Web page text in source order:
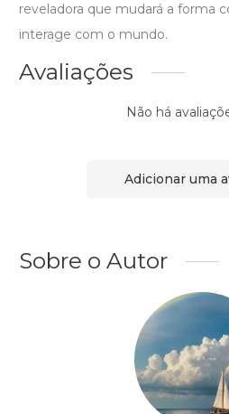
reveladora que mudará a forma
interage com o mundo.
Avaliações
Não há
Adicionar uma
Sobre o Autor